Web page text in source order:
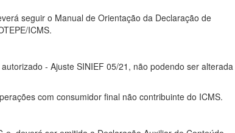
seguir o Manual de Orientação da Declaração de
ICMS.
- Ajuste SINIEF 05/21, não podendo ser alterada
com consumidor final não contribuinte do ICMS.